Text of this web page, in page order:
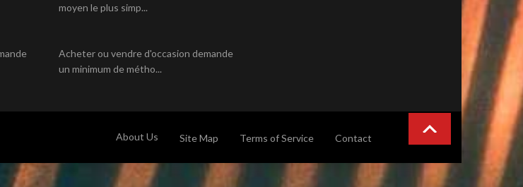
moyen le plus simp...
Acheter ou vendre d'occasion demande
un minimum de métho...
About Us Site Map Terms of Service Contact